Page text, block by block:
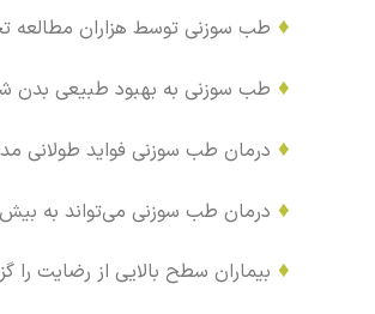
♦ طب سوزنی توسط هزاران مطالعه
♦ طب سوزنی به بهبود طبیعی بدن
♦ درمان طب سوزنی فواید طولانی
♦ درمان طب سوزنی می‌تواند به
♦ بیماران سطح بالایی از رضایت را